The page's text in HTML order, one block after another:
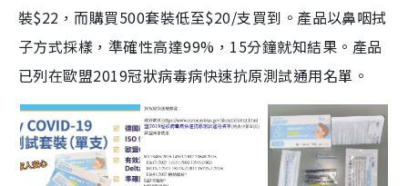
裝$22，而購買500套裝低至$20/支買到。產品以鼻咽拭
子方式採樣，準確性高達99%，15分鐘就知結果。產品
已列在歐盟2019冠狀病毒病快速抗原測試通用名單。